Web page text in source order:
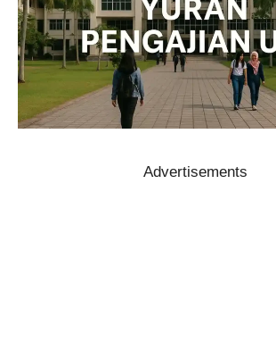
Advertisements